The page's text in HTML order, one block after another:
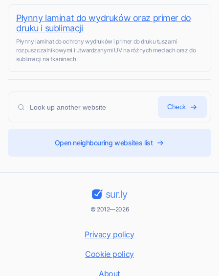
Płynny laminat do wydruków oraz primer do
druku i sublimacji
Płynny laminat do ochrony wydruków i primer do druku tuszami
rozpuszczalnikowymi i utwardzanymi UV na różnych mediach oraz do
sublimacji na tkaninach
Check
Open neighbouring websites list
sur.ly
© 2012—2026
Privacy policy
Cookie policy
About